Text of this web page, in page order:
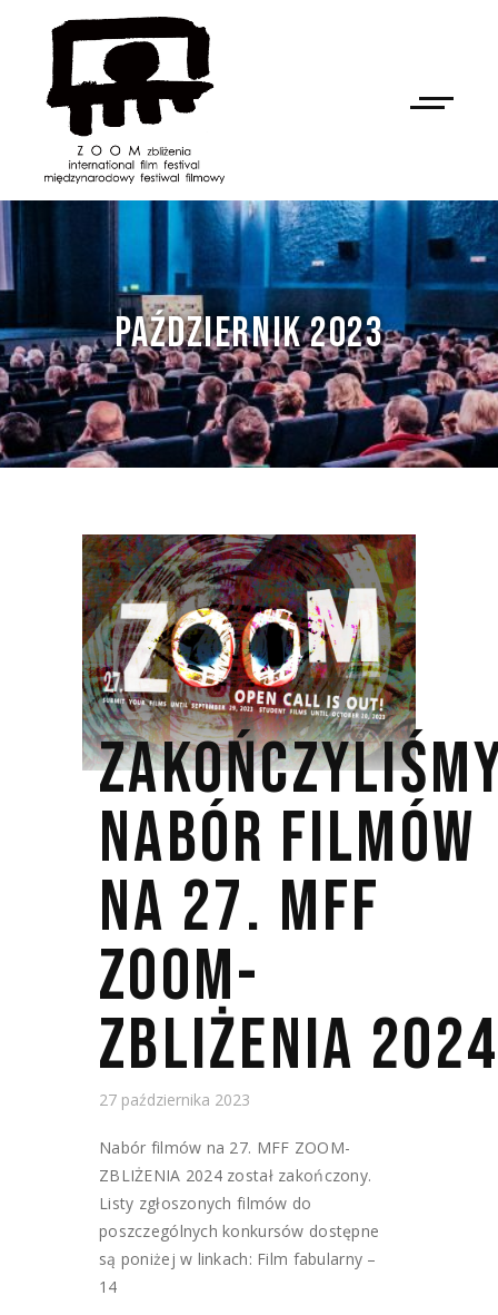
PAŹDZIERNIK 2023
NAN
NABÓR FILMÓW
NA 27. MFF
ZOOM-
ZBLIŻENIA
27 października 2023
Nabór filmów na 27. MFF ZOOM-
ZBLIŻENIA 2024 został zakończony.
Listy zgłoszonych filmów do
poszczególnych konkursów dostępne
są poniżej w linkach: Film fabularny –
14